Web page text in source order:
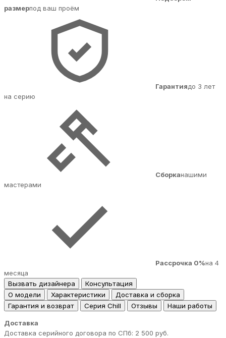
размерпод ваш проём
Гарантиядо 3 лет
на серию
Сборканашими
мастерами
Рассрочка 0%на 4
месяца
Вызвать дизайнера
Консультация
О модели
Характеристики
Доставка и сборка
Гарантия и возврат
Серия Chill Отзывы Наши работы
Доставка
Доставка серийного договора по СПб: 2 500 руб.